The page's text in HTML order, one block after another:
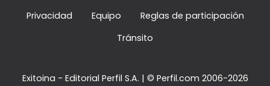
Privacidad
Equipo
Reglas de participación
Tránsito
Exitoina - Editorial Perfil S.A. | © Perfil.com 2006-2026